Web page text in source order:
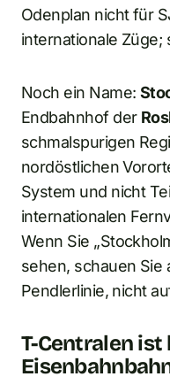
Odenplan nicht für
internationale Züge;
Noch ein Name:
Endbahnhof der
schmalspurigen
nordöstlichen
System und nicht
internationalen
Wenn Sie
sehen, schauen Sie
Pendlerlinie, nicht
T-Centralen ist